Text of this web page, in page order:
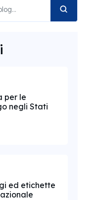
per le
negli Stati
ed etichette